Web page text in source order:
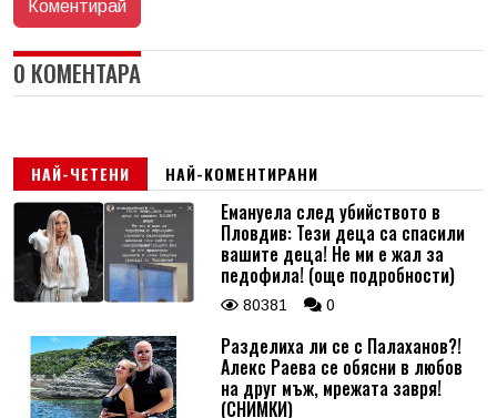
0 КОМЕНТАРА
НАЙ-ЧЕТЕНИ НАЙ-КОМЕНТИРАНИ
Емануела след убийството в
Пловдив: Тези деца са спасили
вашите деца! Не ми е жал за
педофила! (още подробности)
80381 0
Разделиха ли се с Палаханов?!
Алекс Раева се обясни в любов
на друг мъж, мрежата завря!
(СНИМКИ)